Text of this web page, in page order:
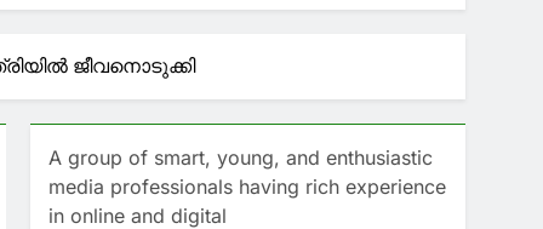
ജീവനൊടുക്കി
A group of smart, young, and enthusiastic
media professionals having rich experience
in online and digital